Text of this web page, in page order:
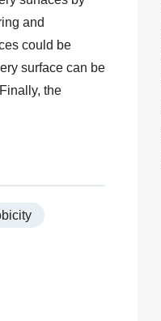
and
could be
surface can be
the